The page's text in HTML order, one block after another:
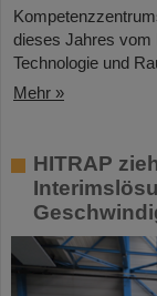
dieses Jahres vom
Technologie und
Mehr »
HITRAP